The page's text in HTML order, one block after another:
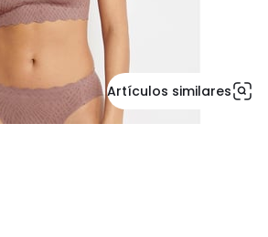
Artículos similares